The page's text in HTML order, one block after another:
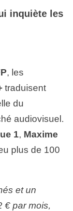
inquiète les
, les
traduisent
du
audiovisuel.
1, Maxime
plus de 100
et un
€ par mois,